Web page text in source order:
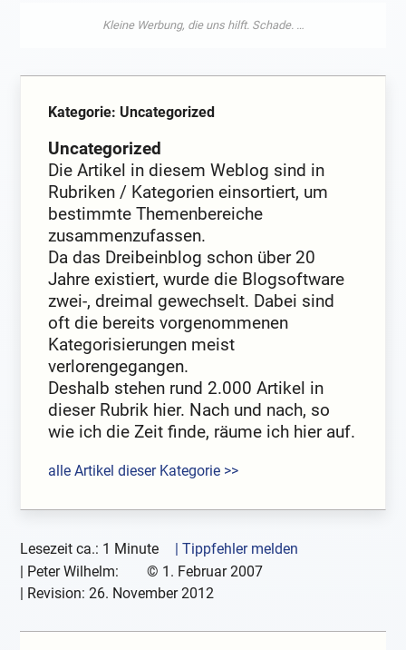
Kategorie: Uncategorized
Uncategorized
Die Artikel in diesem Weblog sind in
Rubriken / Kategorien einsortiert, um
bestimmte Themenbereiche
zusammenzufassen.
Da das Dreibeinblog schon über 20
Jahre existiert, wurde die Blogsoftware
zwei-, dreimal gewechselt. Dabei sind
oft die bereits vorgenommenen
Kategorisierungen meist
verlorengegangen.
Deshalb stehen rund 2.000 Artikel in
dieser Rubrik hier. Nach und nach, so
wie ich die Zeit finde, räume ich hier auf.
alle Artikel dieser Kategorie >>
Lesezeit ca.: 1 Minute
| Tippfehler melden
| Peter Wilhelm: © 1. Februar 2007
| Revision:26. November 2012